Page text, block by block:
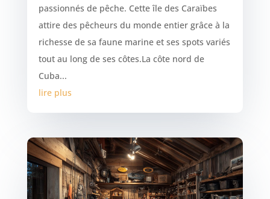
passionnés de pêche. Cette île des Caraïbes
attire des pêcheurs du monde entier grâce à la
richesse de sa faune marine et ses spots variés
tout au long de ses côtes.La côte nord de
Cuba...
lire plus